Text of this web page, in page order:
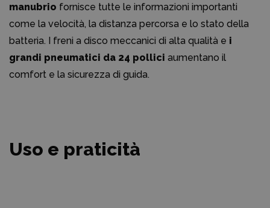
manubrio fornisce tutte le informazioni importanti
come la velocità, la distanza percorsa e lo stato della
batteria. I freni a disco meccanici di alta qualità e i
grandi pneumatici da 24 pollici aumentano il
comfort e la sicurezza di guida.
Uso e praticità